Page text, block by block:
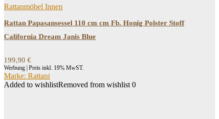
Rattanmöbel Innen
Rattan Papasansessel 110 cm cm Fb. Honig Polster Stoff
California Dream Janis Blue
199,90 €
Werbung | Preis inkl. 19% MwST.
Marke: Rattani
Added to wishlistRemoved from wishlist 0